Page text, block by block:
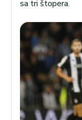
sa tri štopera.